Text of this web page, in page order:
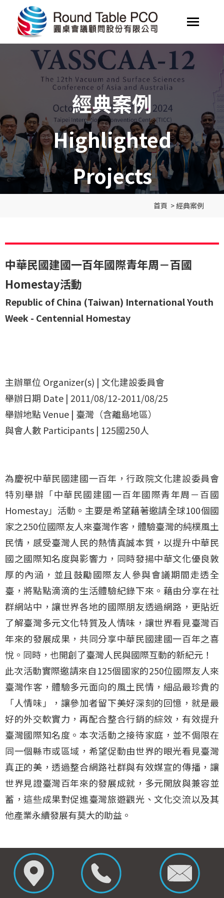
經典案例
Highlighted
Projects
首頁 >經典案例
中華民國建國一百年國際青年周－百國
Homestay活動
Republic of China (Taiwan) International Youth
Week - Centennial Homestay
主辦單位 Organizer(s) | 文化建設委員會
舉辦日期 Date | 2011/08/12-2011/08/25
舉辦地點 Venue | 臺灣（含離島地區）
與會人數 Participants | 125國250人
為慶祝中華民國建國一百年，行政院文化建設委員會
特別舉辦「中華民國建國一百年國際青年周－百國
Homestay」活動。主要是希望藉著邀請全球100個國
家之250位國際友人來臺灣作客，體驗臺灣的純樸風土
民情，感受臺灣人民的熱情真誠本質，以提升中華民
國之國際知名度與影響力，同時發揚中華文化優良敦
厚的內涵，並且鼓勵國際友人參與會議期間走透全
臺，將點點滴滴的生活體驗紀錄下來。藉由分享在社
群網站中，讓世界各地的國際朋友透過網路，更貼近
了解臺灣多元文化特質及人情味，讓世界看見臺灣百
年來的發展成果，共同分享中華民國建國一百年之喜
悅。同時，也開創了臺灣人民與國際互動的新紀元！
此次活動實際邀請來自125個國家的250位國際友人來
臺灣作客，體驗多元面向的風土民情，細品最珍貴的
「人情味」，讓參加者留下美好深刻的回憶，就是最
好的外交軟實力，再配合整合行銷的綜效，有效提升
臺灣國際知名度。本次活動之接待家庭，並不侷限在
同一個縣市或區域，希望促動由世界的眼光看見臺灣
真正的美，透過整合網路社群與有效媒宣的傳播，讓
世界見證臺灣百年來的發展成就，多元開放與兼容並
蓄，這些成果對促進臺灣旅遊觀光、文化交流以及其
他產業永續發展有莫大的助益。